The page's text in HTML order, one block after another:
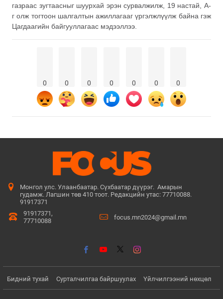
газраас зугтаасныг шуурхай эрэн сурвалжилж, 19 настай, А-
г олж тогтоон шалгалтын ажиллагааг үргэлжлүүлж байна гэж
Цагдаагийн байгууллагаас мэдээллээ.
0 0 0 0 0 0 0
Монгол улс. Улаанбаатар. Сүхбаатар дүүрэг. Амарын
гудамж. Лагшин төв 410 тоот. Редакцийн утас: 77710088.
91917371
91917371,
77710088
focus.mn2024@gmail.mn
Бидний тухай Сурталчилгаа байршуулах Үйлчилгээний нөхцөл